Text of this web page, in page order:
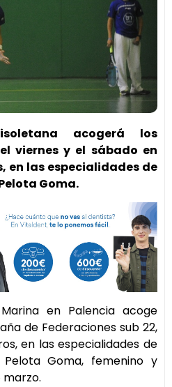
acogerá los
viernes y el sábado en
en las especialidades de
Goma.
en Palencia acoge
de Federaciones sub 22,
en las especialidades de
Goma, femenino y
marzo.